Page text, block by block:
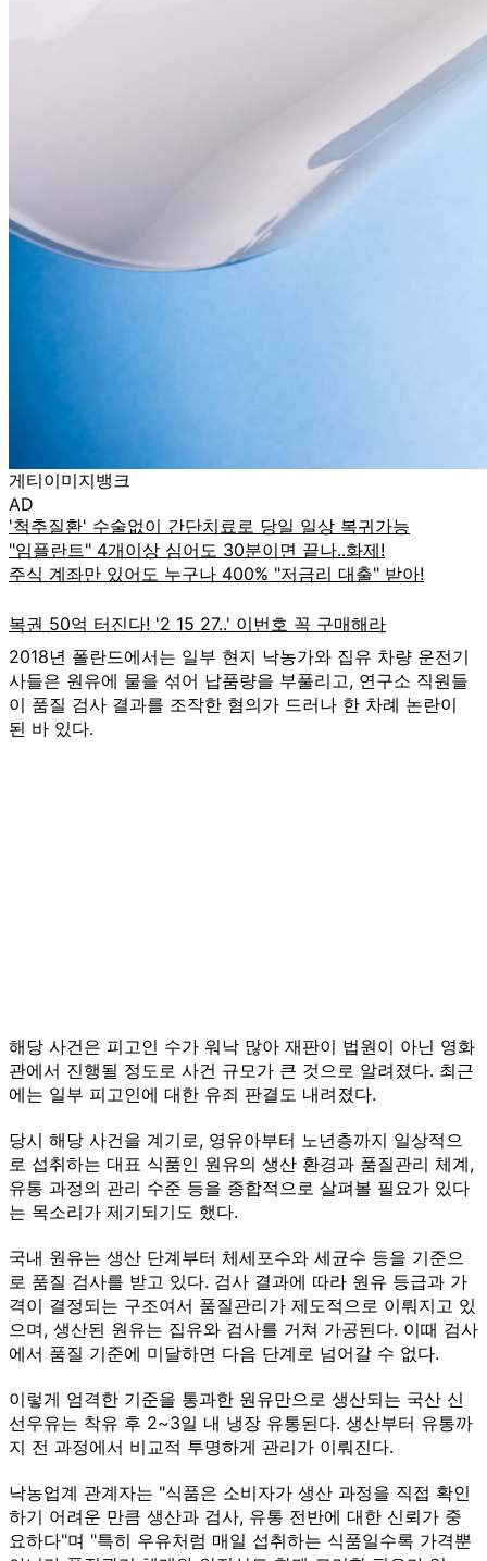
게티이미지뱅크
AD
2018년 폴란드에서는 일부 현지 낙농가와 집유 차량 운전기
사들은 원유에 물을 섞어 납품량을 부풀리고, 연구소 직원들
이 품질 검사 결과를 조작한 혐의가 드러나 한 차례 논란이
된 바 있다.
해당 사건은 피고인 수가 워낙 많아 재판이 법원이 아닌 영화
관에서 진행될 정도로 사건 규모가 큰 것으로 알려졌다. 최근
에는 일부 피고인에 대한 유죄 판결도 내려졌다.
당시 해당 사건을 계기로, 영유아부터 노년층까지 일상적으
로 섭취하는 대표 식품인 원유의 생산 환경과 품질관리 체계,
유통 과정의 관리 수준 등을 종합적으로 살펴볼 필요가 있다
는 목소리가 제기되기도 했다.
국내 원유는 생산 단계부터 체세포수와 세균수 등을 기준으
로 품질 검사를 받고 있다. 검사 결과에 따라 원유 등급과 가
격이 결정되는 구조여서 품질관리가 제도적으로 이뤄지고 있
으며, 생산된 원유는 집유와 검사를 거쳐 가공된다. 이때 검사
에서 품질 기준에 미달하면 다음 단계로 넘어갈 수 없다.
이렇게 엄격한 기준을 통과한 원유만으로 생산되는 국산 신
선우유는 착유 후 2~3일 내 냉장 유통된다. 생산부터 유통까
지 전 과정에서 비교적 투명하게 관리가 이뤄진다.
낙농업계 관계자는 "식품은 소비자가 생산 과정을 직접 확인
하기 어려운 만큼 생산과 검사, 유통 전반에 대한 신뢰가 중
요하다"며 "특히 우유처럼 매일 섭취하는 식품일수록 가격뿐